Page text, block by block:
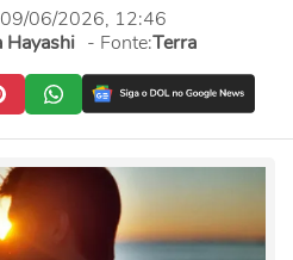
06/2026, 12:46
Hayashi - Fonte:Terra